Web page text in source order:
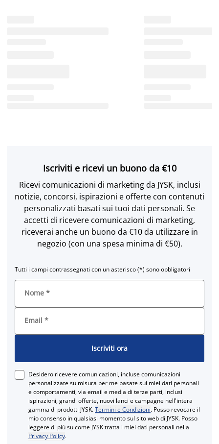
Iscriviti e ricevi un buono da €10
Ricevi comunicazioni di marketing da JYSK, inclusi
notizie, concorsi, ispirazioni e offerte con contenuti
personalizzati basati sui tuoi dati personali. Se
accetti di ricevere comunicazioni di marketing,
riceverai anche un buono da €10 da utilizzare in
negozio (con una spesa minima di €50).
Tutti i campi contrassegnati con un asterisco (*) sono obbligatori
Nome *
Email *
Iscriviti ora
Desidero ricevere comunicazioni, incluse comunicazioni
personalizzate su misura per me basate sui miei dati personali
e comportamenti, via email e media di terze parti, inclusi
ispirazioni, grandi offerte, nuovi lanci e campagne nell'intera
gamma di prodotti JYSK.Termini e Condizioni. Posso revocare il
mio consenso in qualsiasi momento sul sito web di JYSK. Posso
leggere di più su come JYSK tratta i miei dati personali nella
Privacy Policy.